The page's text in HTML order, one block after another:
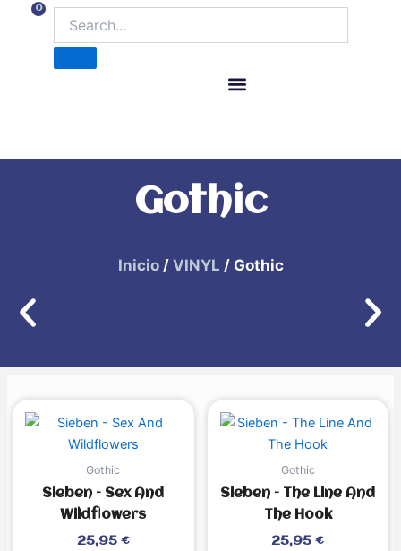
contenido
0
Carrito
Gothic
Inicio/ VINYL / Gothic
Gothic
Sieben – Sex And
Wildflowers
25,95 €
Gothic
Sieben – The Line And
The Hook
25,95€